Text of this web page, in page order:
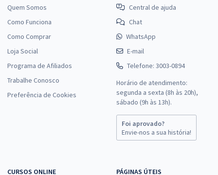
Quem Somos
Como Funciona
Como Comprar
Loja Social
Programa de Afiliados
Trabalhe Conosco
Preferência de Cookies
Central de ajuda
Chat
WhatsApp
E-mail
Telefone: 3003-0894
Horário de atendimento:
segunda a sexta (8h às 20h),
sábado (9h às 13h).
Foi aprovado?
Envie-nos a sua história!
CURSOS ONLINE PÁGINAS ÚTEIS